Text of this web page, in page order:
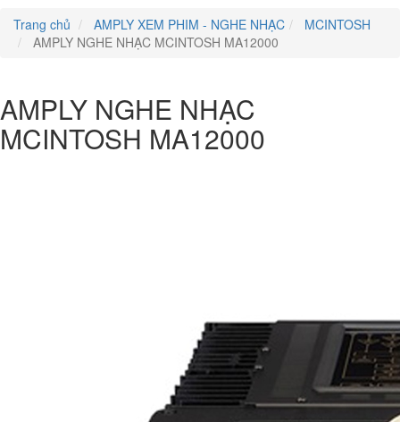
Trang chủ
AMPLY XEM PHIM - NGHE NHẠC
MCINTOSH
AMPLY NGHE NHẠC MCINTOSH MA12000
AMPLY NGHE NHẠC
MCINTOSH MA12000